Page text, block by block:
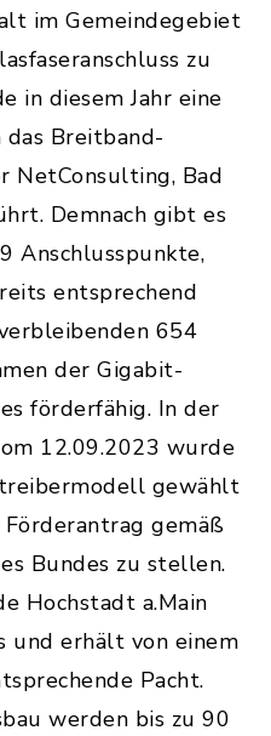
im Gemeindegebiet
zu
in diesem Jahr eine
Breitband-
NetConsulting, Bad
Demnach gibt es
Anschlusspunkte,
entsprechend
654
der Gigabit-
förderfähig. In der
12.09.2023 wurde
gewählt
Förderantrag gemäß
Bundes zu stellen.
Hochstadt a.Main
und erhält von einem
Pacht.
werden bis zu 90